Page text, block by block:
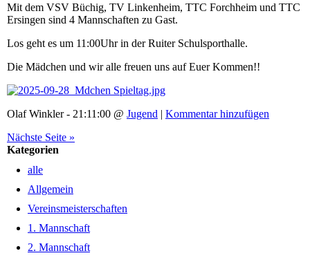
Mit dem VSV Büchig, TV Linkenheim, TTC Forchheim und TTC
Ersingen sind 4 Mannschaften zu Gast.
Los geht es um 11:00Uhr in der Ruiter Schulsporthalle.
Die Mädchen und wir alle freuen uns auf Euer Kommen!!
Olaf Winkler - 21:11:00 @ Jugend | Kommentar hinzufügen
Nächste Seite »
Kategorien
alle
Allgemein
Vereinsmeisterschaften
1. Mannschaft
2. Mannschaft